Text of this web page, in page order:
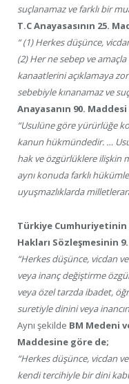
suçlanamaz ve farklı bir
T.C Anayasasının 25.
“ (1) Herkes düşünce,
(2) Her ne sebep ve
kanaatlerini açıklamaya
sebebiyle kınanamaz ve
Anayasanın 90.
“Usulüne göre yürürlüğe
kanun hükmündedir. …
hak ve özgürlüklere ilişkin
aynı konuda farklı
uyuşmazlıklarda
Türkiye Cumhuriyetinin
Hakları Sözleşmesinin
“Herkes düşünce, vicdan
veya inanç değiştirme
veya özel tarzda ibadet,
suretiyle dinini veya
Aynı şekilde BM Medeni
Maddesine göre de;
“Herkes düşünce, vicdan
kendi tercihiyle bir dini